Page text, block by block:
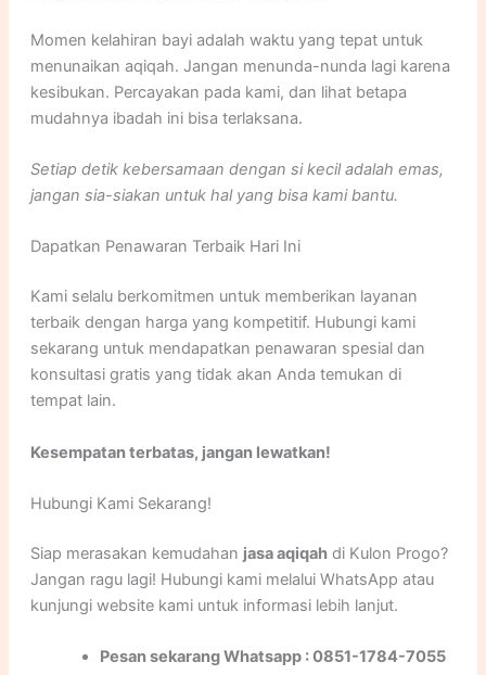
Momen kelahiran bayi adalah waktu yang tepat untuk
menunaikan aqiqah. Jangan menunda-nunda lagi karena
kesibukan. Percayakan pada kami, dan lihat betapa
mudahnya ibadah ini bisa terlaksana.
Setiap detik kebersamaan dengan si kecil adalah emas,
jangan sia-siakan untuk hal yang bisa kami bantu.
Dapatkan Penawaran Terbaik Hari Ini
Kami selalu berkomitmen untuk memberikan layanan
terbaik dengan harga yang kompetitif. Hubungi kami
sekarang untuk mendapatkan penawaran spesial dan
konsultasi gratis yang tidak akan Anda temukan di
tempat lain.
Kesempatan terbatas, jangan lewatkan!
Hubungi Kami Sekarang!
Siap merasakan kemudahan jasa aqiqahdi Kulon Progo?
Jangan ragu lagi! Hubungi kami melalui WhatsApp atau
kunjungi website kami untuk informasi lebih lanjut.
Pesan sekarang Whatsapp : 0851-1784-7055